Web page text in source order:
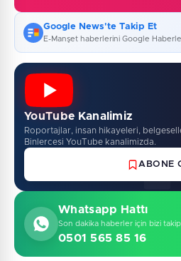
Google News'te Takip Et
E-Manşet haberlerini Google
YouTube Kanalimiz
Roportajlar, insan hikayeleri,
Binlercesi YouTube kanalimizda.
ABONE
Whatsapp Hattı
Son dakika haberler için bizi
0501 565 85 16